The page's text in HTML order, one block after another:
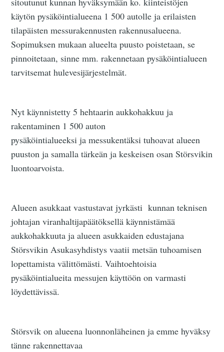
käytön pysäköintialueena 1 500 autolle ja erilaisten
tilapäisten messurakennusten rakennusalueena.
Sopimuksen mukaan alueelta puusto poistetaan, se
pinnoitetaan, sinne mm. rakennetaan pysäköintialueen
tarvitsemat hulevesijärjestelmät.
Nyt käynnistetty 5 hehtaarin aukkohakkuu ja
rakentaminen 1 500 auton
pysäköintialueeksi ja messukentäksi tuhoavat alueen
puuston ja samalla tärkeän ja keskeisen osan Störsvikin
luontoarvoista.
Alueen asukkaat vastustavat jyrkästi kunnan teknisen
johtajan viranhaltijapäätöksellä käynnistämää
aukkohakkuuta ja alueen asukkaiden edustajana
Störsvikin Asukasyhdistys vaatii metsän tuhoamisen
lopettamista välittömästi. Vaihtoehtoisia
pysäköintialueita messujen käyttöön on varmasti
löydettävissä.
Störsvik on alueena luonnonläheinen ja emme hyväksy
tänne rakennettavaa